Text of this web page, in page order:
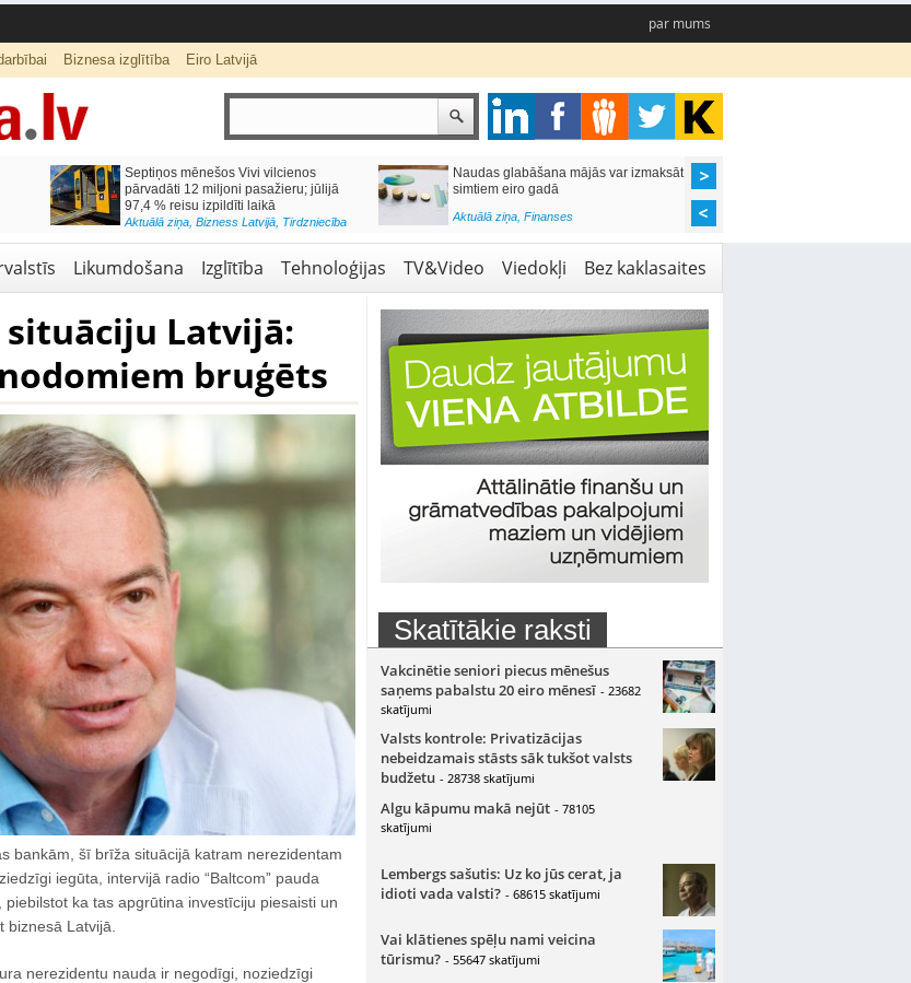
par mums
Biznesa izglītība Eiro Latvijā
Septiņos mēnešos Vivi vilcienos
pārvadāti 12 miljoni pasažieru; jūlijā
97,4 % reisu izpildīti laikā
Aktuālā ziņa, Bizness Latvijā, Tirdzniecība
Naudas glabāšana mājās var izmaksāt
simtiem eiro gadā
Aktuālā ziņa, Finanses
Likumdošana Izglītība Tehnoloģijas TV&Video Viedokļi Bez kaklasaites
situāciju Latvijā:
bruģēts
bankām, šī brīža situācijā katram nerezidentam
iegūta, intervijā radio “Baltcom” pauda
ka tas apgrūtina investīciju piesaisti un
Latvijā.
nerezidentu nauda ir negodīgi, noziedzīgi
Skatītākie raksti
Vakcinētie seniori piecus mēnešus
saņems pabalstu 20 eiro mēnesī - 23682
skatījumi
Valsts kontrole: Privatizācijas
nebeidzamais stāsts sāk tukšot valsts
budžetu - 28738 skatījumi
Algu kāpumu makā nejūt - 78105
skatījumi
Lembergs sašutis: Uz ko jūs cerat, ja
idioti vada valsti? - 68615 skatījumi
Vai klātienes spēļu nami veicina
tūrismu? - 55647 skatījumi